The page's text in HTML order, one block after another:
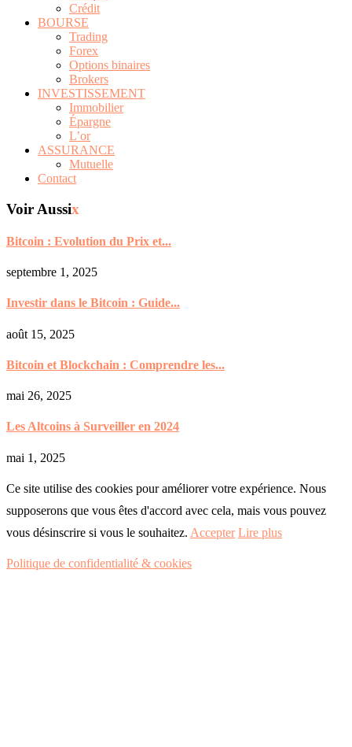
Crédit
BOURSE
Trading
Forex
Options binaires
Brokers
INVESTISSEMENT
Immobilier
Épargne
L’or
ASSURANCE
Mutuelle
Contact
Voir Aussix
Bitcoin : Evolution du Prix et...
septembre 1, 2025
Investir dans le Bitcoin : Guide...
août 15, 2025
Bitcoin et Blockchain : Comprendre les...
mai 26, 2025
Les Altcoins à Surveiller en 2024
mai 1, 2025
Ce site utilise des cookies pour améliorer votre expérience. Nous
supposerons que vous êtes d'accord avec cela, mais vous pouvez
vous désinscrire si vous le souhaitez. Accepter Lire plus
Politique de confidentialité & cookies